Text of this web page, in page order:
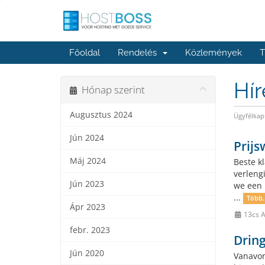
Főoldal Rendelés Közlemények
Hónap szerint
Augusztus 2024
Jún 2024
Máj 2024
Jún 2023
Ápr 2023
febr. 2023
Jún 2020
Beste
we
...
13cs